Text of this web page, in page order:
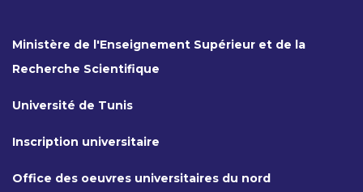
Ministère de l'Enseignement Supérieur et de la
Recherche Scientifique
Université de Tunis
Inscription universitaire
Office des oeuvres universitaires du nord